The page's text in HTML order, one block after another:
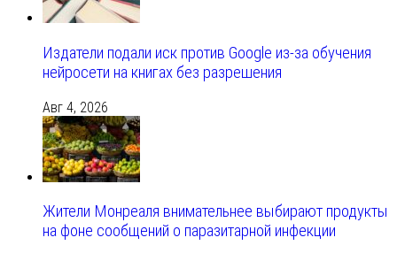
Издатели подали иск против Google из‑за обучения
нейросети на книгах без разрешения
Авг 4, 2026
Жители Монреаля внимательнее выбирают продукты
на фоне сообщений о паразитарной инфекции